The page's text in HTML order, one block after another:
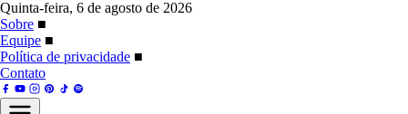
Quinta-feira, 6 de agosto de 2026
Sobre ■
Equipe ■
Política de privacidade ■
Contato